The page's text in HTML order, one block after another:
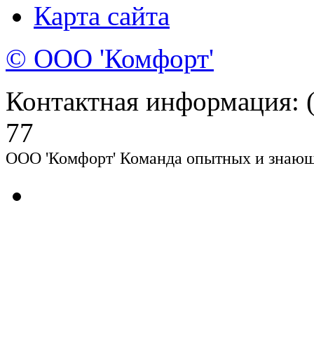
Карта сайта
© ООО 'Комфорт'
Контактная
77
ООО 'Комфорт' Команда опытных и